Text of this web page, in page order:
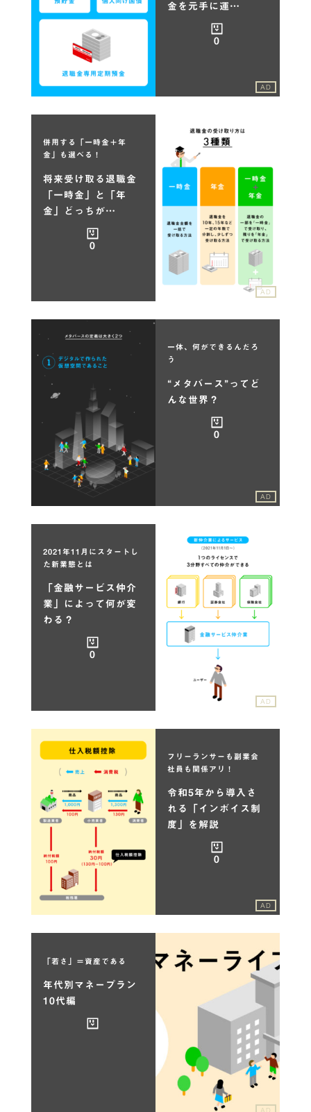
金を元手に運…
0
AD
併用する「一時金＋年
金」も選べる！
将来受け取る退職金
「一時金」と「年
金」どっちが…
0
AD
一体、何ができるんだろ
う
“メタバース”ってど
んな世界？
0
AD
2021年11月にスタートし
た新業態とは
「金融サービス仲介
業」によって何が変
わる？
0
AD
フリーランサーも副業会
社員も関係アリ！
令和5年から導入さ
れる「インボイス制
度」を解説
0
AD
「若さ」＝資産である
年代別マネープラン
10代編
AD